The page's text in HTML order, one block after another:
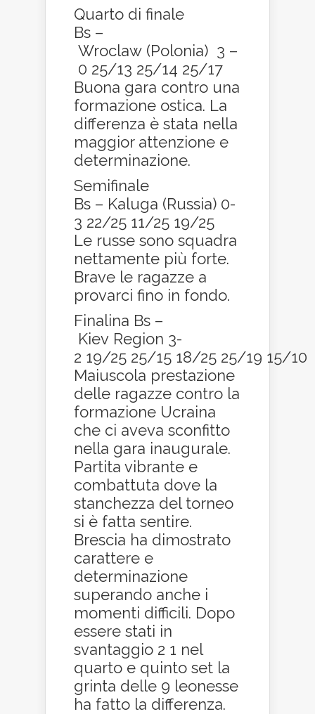
Quarto di finale
Bs –
Wroclaw (Polonia) 3 –
0 25/13 25/14 25/17
Buona gara contro una
formazione ostica. La
differenza è stata nella
maggior attenzione e
determinazione.
Semifinale
Bs – Kaluga (Russia) 0-
3 22/25 11/25 19/25
Le russe sono squadra
nettamente più forte.
Brave le ragazze a
provarci fino in fondo.
Finalina Bs –
Kiev Region 3-
2 19/25 25/15 18/25 25/19 15/10
Maiuscola prestazione
delle ragazze contro la
formazione Ucraina
che ci aveva sconfitto
nella gara inaugurale.
Partita vibrante e
combattuta dove la
stanchezza del torneo
si è fatta sentire.
Brescia ha dimostrato
carattere e
determinazione
superando anche i
momenti difficili. Dopo
essere stati in
svantaggio 2 1 nel
quarto e quinto set la
grinta delle 9 leonesse
ha fatto la differenza.